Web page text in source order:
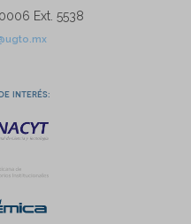
Ext. 5538
interés: